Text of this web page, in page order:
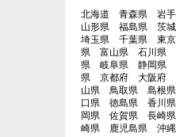
北海道 青森県 岩
山形県 福島県 茨
埼玉県 千葉県 東
県 富山県 石川県
県 岐阜県 静岡県
県 京都府 大阪府
山県 鳥取県 島根
口県 徳島県 香川
岡県 佐賀県 長崎
崎県 鹿児島県 沖